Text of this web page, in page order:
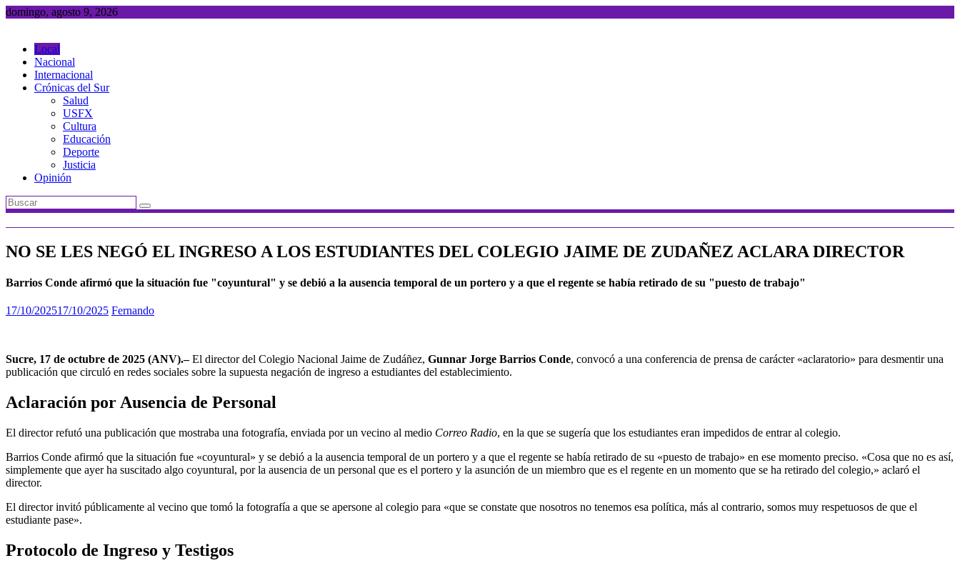
Saltar
domingo, agosto 9, 2026
Local
Nacional
Internacional
Crónicas del Sur
Salud
USFX
Cultura
Educación
Deporte
Justicia
Opinión
NO SE LES NEGÓ EL INGRESO A LOS ESTUDIANTES DEL COLEGIO JAIME DE ZUDAÑEZ ACLARA DIRECTOR
Barrios Conde afirmó que la situación fue "coyuntural" y se debió a la ausencia temporal de un portero y a que el regente se había retirado de su "puesto de trabajo"
17/10/202517/10/2025 Fernando
Sucre, 17 de octubre de 2025 (ANV).–El director del Colegio Nacional Jaime de Zudáñez, Gunnar Jorge Barrios Conde, convocó a una conferencia de prensa de carácter «aclaratorio» para desmentir una
publicación que circuló en redes sociales sobre la supuesta negación de ingreso a estudiantes del establecimiento.
Aclaración por Ausencia de Personal
El director refutó una publicación que mostraba una fotografía, enviada por un vecino al medio Correo Radio, en la que se sugería que los estudiantes eran impedidos de entrar al colegio.
Barrios Conde afirmó que la situación fue «coyuntural» y se debió a la ausencia temporal de un portero y a que el regente se había retirado de su «puesto de trabajo» en ese momento preciso. «Cosa que no es así,
simplemente que ayer ha suscitado algo coyuntural, por la ausencia de un personal que es el portero y la asunción de un miembro que es el regente en un momento que se ha retirado del colegio,» aclaró el
director.
El director invitó públicamente al vecino que tomó la fotografía a que se apersone al colegio para «que se constate que nosotros no tenemos esa política, más al contrario, somos muy respetuosos de que el
estudiante pase».
Protocolo de Ingreso y Testigos